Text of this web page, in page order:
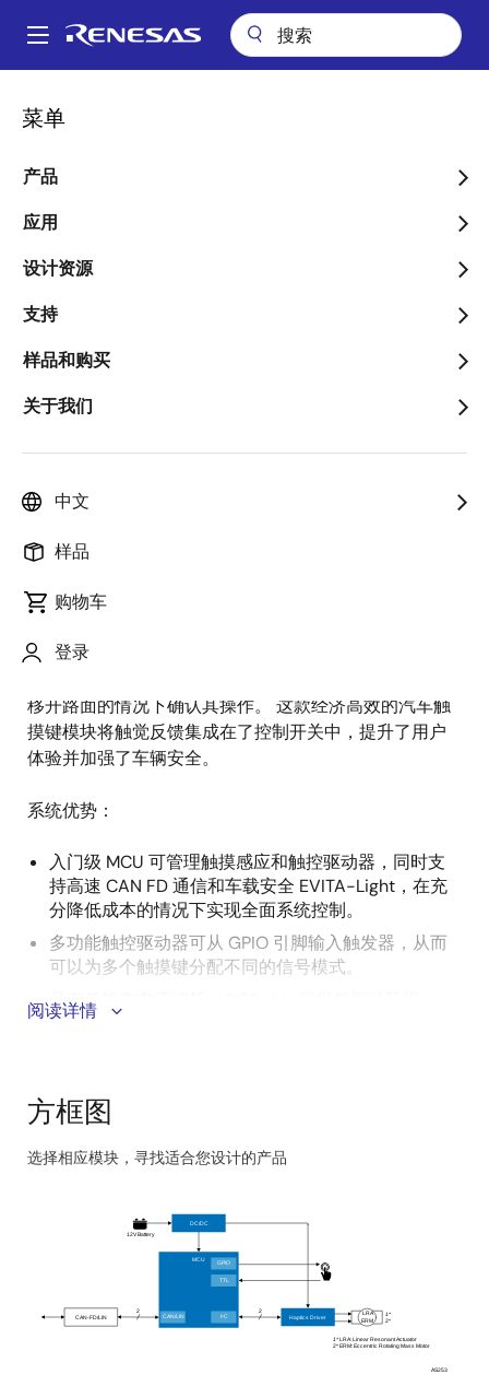
到
Main
菜单
产品
应用
设计资源
支持
样品和购买
关于我们
中文
样品
购物车
登录
面
包
屑
经济高效型汽车触觉触摸键模块，大大提升驾驶员安全
经济高效型汽车触觉触摸键
模块，大大提升驾驶员安全
跳转至页面部分：
概述
述
描
和界面的趋势在不断增长。 为了确保驾驶员的安全，这
移开路面的情况下确认其操作。 这款经济高效的汽车触
摸键模块将触觉反馈集成在了控制开关中，提升了用户
体验并加强了车辆安全。
系统优势：
入门级 MCU 可管理触摸感应和触控驱动器，同时支
持高速 CAN FD 通信和车载安全 EVITA-Light，在充
分降低成本的情况下实现全面系统控制。
多功能触控驱动器可从 GPIO 引脚输入触发器，从而
可以为多个触摸键分配不同的信号模式。
具有低静态电流消耗（0.36µA）和极低振动延迟
（0.75ms）的特点。
还配备了用于两块板互操作的软件。
阅读详情
方框图
选择相应模块，寻找适合您设计的产品
AS253
CAN-FD/LIN Haptics Driver
1*LRA: Linear Resonant Actuator
2* ERM: Eccentric Rotating Mass Motor
12V Battery
DC/DC
2
LRA
ERM
1*
2*
2
MCU
CAN/LIN 2C
GPIO
TTL